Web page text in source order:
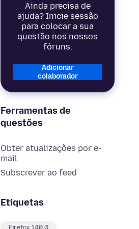
Ainda precisa de
ajuda? Inicie sessão
para colocar a sua
questão nos nossos
fóruns.
Adicionar
colaborador
Ferramentas de
questões
Obter atualizações por e-
mail
Subscrever ao feed
Etiquetas
Firefox 140.0